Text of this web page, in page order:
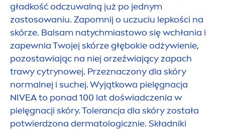
gładkość odczuwalną już po jednym
zastosowaniu. Zapomnij o uczuciu lepkości na
skórze. Balsam natychmiastowo się wchłania i
zapewnia Twojej skórze głębokie odżywienie,
pozostawiając na niej orzeźwiający zapach
trawy cytrynowej. Przeznaczony dla skóry
normalnej i suchej. Wyjątkowa pielęgnacja
NIVEAto ponad 100 lat doświadczenia w
pielęgnacji skóry. Tolerancja dla skóry została
potwierdzona dermatologicznie. Składniki